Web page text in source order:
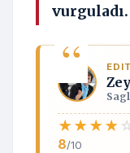
vurguladı.
★★★★
8/10